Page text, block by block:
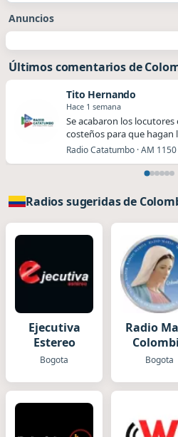
Anuncios
Últimos comentarios de
Tito Hernando
Hace 1 semana
Se acabaron los locutores
costeños para que
Radio Catatumbo · AM 1150
Radios sugeridas de
Ejecutiva
Estereo
Bogota
Radio
Bogota